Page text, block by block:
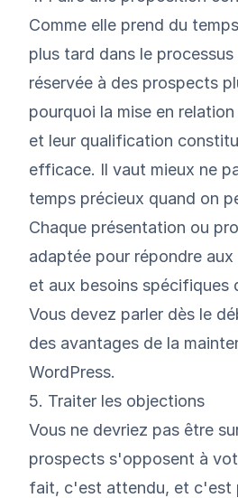
Comme elle prend du
plus tard dans le
réservée à des prospects
pourquoi la mise en
et leur qualification
efficace. Il vaut mieux ne
temps précieux quand on
Chaque présentation ou
adaptée pour répondre
et aux besoins spécifiques
Vous devez parler dès le
des avantages de la
WordPress.
5. Traiter les objections
Vous ne devriez pas être
prospects s'opposent à
fait, c'est attendu, et c'est